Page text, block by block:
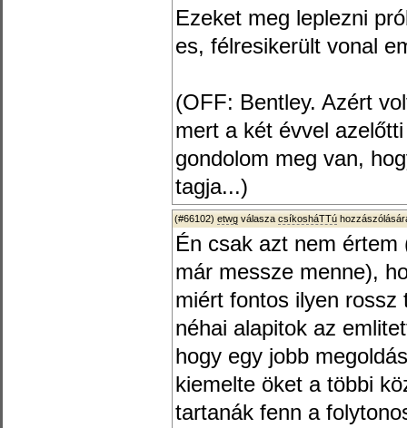
Ezeket meg leplezni
es, félresikerült vonal
(OFF: Bentley. Azért
mert a két évvel
gondolom meg van,
tagja...)
(#66102) etwg válasza csíkosháTTú
Én csak azt nem
már messze menne),
miért fontos ilyen rossz
néhai alapitok az
hogy egy jobb
kiemelte öket a többi
tartanák fenn a